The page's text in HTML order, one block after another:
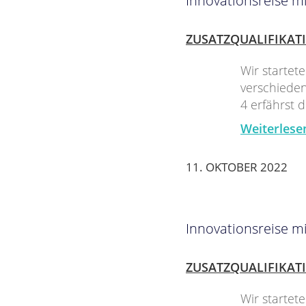
Wir
4 erfährst
11. OKTOBER 2022
Innovationsreise
Wir